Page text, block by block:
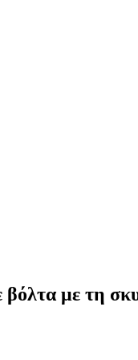
με τη